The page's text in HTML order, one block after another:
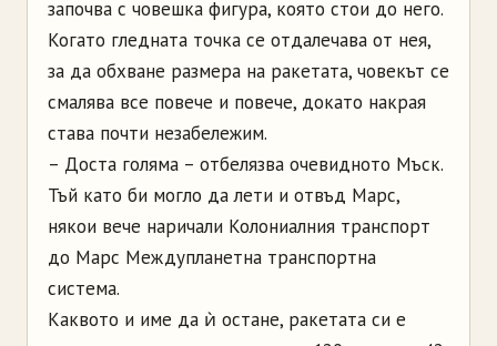
започва с човешка фигура, която стои до него.
Когато гледната точка се отдалечава от нея,
за да обхване размера на ракетата, човекът се
смалява все повече и повече, докато накрая
става почти незабележим.
– Доста голяма – отбелязва очевидното Мъск.
Тъй като би могло да лети и отвъд Марс,
някои вече наричали Колониалния транспорт
до Марс Междупланетна транспортна
система.
Каквото и име да ѝ остане, ракетата си е